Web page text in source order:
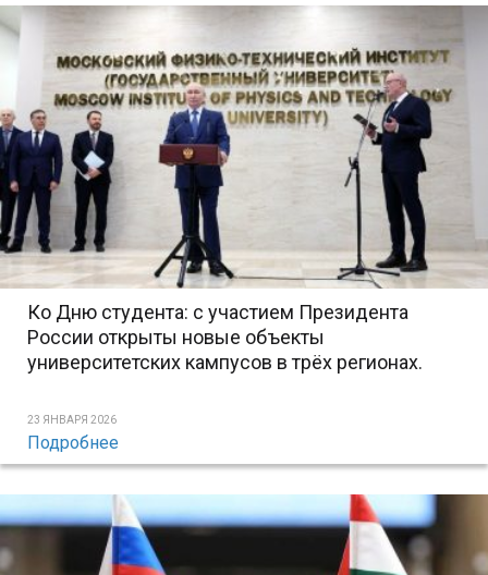
Ко Дню студента: с участием Президента
России открыты новые объекты
университетских кампусов в трёх регионах.
23 ЯНВАРЯ 2026
Подробнее